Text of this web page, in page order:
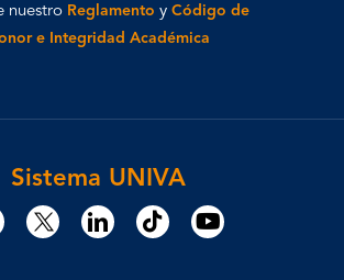
nuestro Reglamento y Código de
e Integridad Académica
Sistema UNIVA